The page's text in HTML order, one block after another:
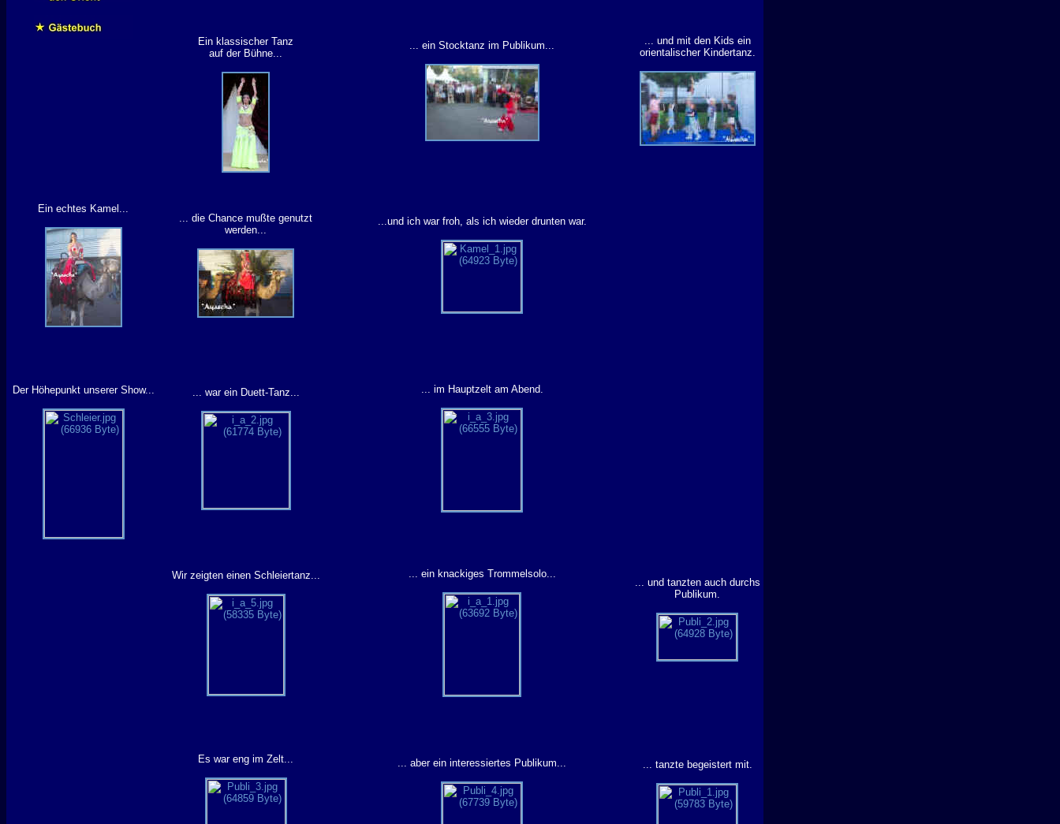
Ein klassischer Tanz
auf der Bühne...
... ein Stocktanz im Publikum...
... und mit den Kids ein
orientalischer Kindertanz.
Ein echtes Kamel...
... die Chance mußte genutzt
werden...
...und ich war froh, als ich wieder drunten war.
Der Höhepunkt unserer Show... ... war ein Duett-Tanz... ... im Hauptzelt am Abend.
Wir zeigten einen Schleiertanz... ... ein knackiges Trommelsolo...
... und tanzten auch durchs
Publikum.
Es war eng im Zelt... ... aber ein interessiertes Publikum... ... tanzte begeistert mit.